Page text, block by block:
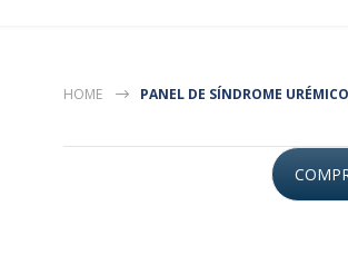
HOME PANEL DE SÍNDROME